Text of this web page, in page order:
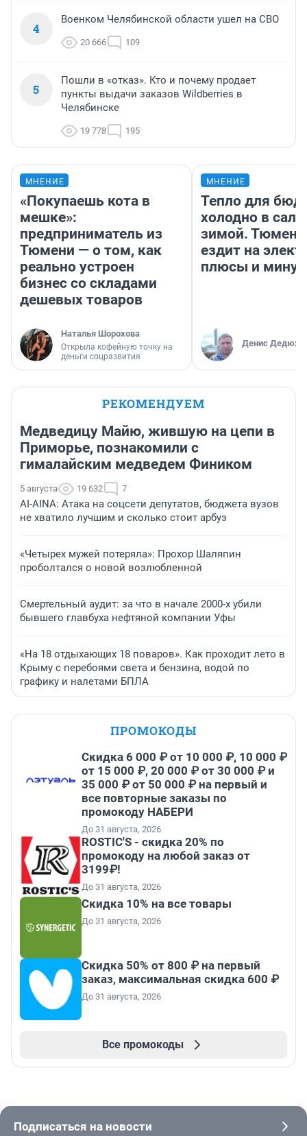
4
Военком Челябинской области ушел на СВО
20 666 109
5
Пошли в «отказ». Кто и почему продает
пункты выдачи заказов Wildberries в
Челябинске
19 778 195
МНЕНИЕ
«Покупаешь кота в
мешке»:
предприниматель из
Тюмени — о том, как
реально устроен
бизнес со складами
дешевых товаров
Наталья Шорохова
Открыла кофейную точку на
деньги соцразвития
МНЕНИЕ
Тепло для
холодно в
зимой.
ездит на
плюсы и
Денис
РЕКОМЕНДУЕМ
Медведицу Майю, жившую на цепи в
Приморье, познакомили с
гималайским медведем Фиником
5 августа 19 632 7
AI-AINA: Атака на соцсети депутатов, бюджета вузов
не хватило лучшим и сколько стоит арбуз
«Четырех мужей потеряла»: Прохор Шаляпин
проболтался о новой возлюбленной
Смертельный аудит: за что в начале 2000-х убили
бывшего главбуха нефтяной компании Уфы
«На 18 отдыхающих 18 поваров». Как проходит лето в
Крыму с перебоями света и бензина, водой по
графику и налетами БПЛА
ПРОМОКОДЫ
Скидка 6 000 ₽ от 10 000 ₽, 10 000 ₽
от 15 000 ₽, 20 000 ₽ от 30 000 ₽ и
35 000 ₽ от 50 000 ₽ на первый и
все повторные заказы по
промокоду НАБЕРИ
До 31 августа, 2026
ROSTIC'S - скидка 20% по
промокоду на любой заказ от
3199₽!
До 31 августа, 2026
Скидка 10% на все товары
До 31 августа, 2026
Скидка 50% от 800 ₽ на первый
заказ, максимальная скидка 600 ₽
До 31 августа, 2026
Все промокоды
Подписаться на новости